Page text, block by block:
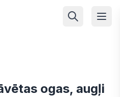
ogas, augļi